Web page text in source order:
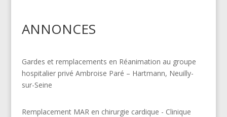
ANNONCES
Gardes et remplacements en Réanimation au groupe
hospitalier privé Ambroise Paré – Hartmann, Neuilly-
sur-Seine
Remplacement MAR en chirurgie cardique - Clinique